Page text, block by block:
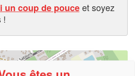
un coup de pouceet soyez
!